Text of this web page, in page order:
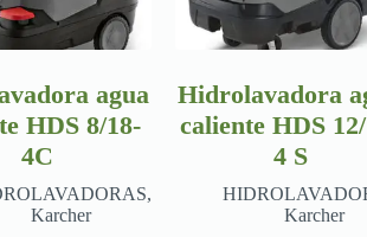
agua
HDS 8/18-
4C
,
Karcher
Hidrolavadora
caliente HDS
4 S
Karcher